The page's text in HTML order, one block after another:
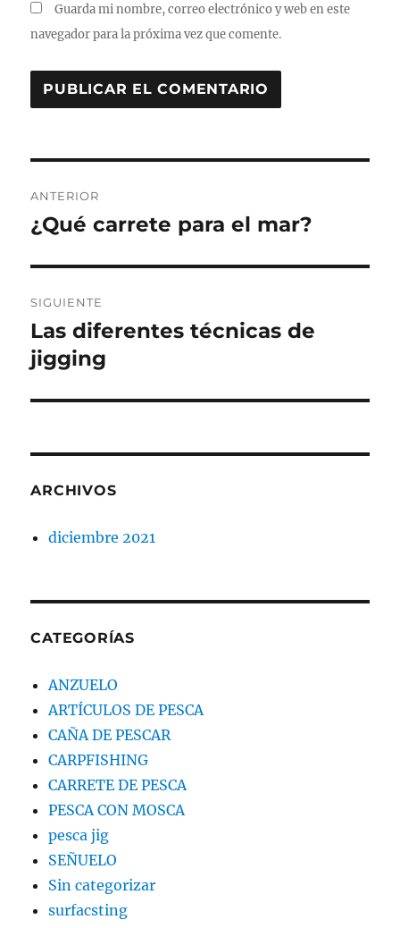
Guarda mi nombre, correo electrónico y web en este
navegador para la próxima vez que comente.
de
ANTERIOR
Entrada
¿Qué carrete para el mar?
SIGUIENTE
Entrada
siguiente:
Las diferentes técnicas de
jigging
ARCHIVOS
diciembre 2021
CATEGORÍAS
ANZUELO
ARTÍCULOS DE PESCA
CAÑA DE PESCAR
CARPFISHING
CARRETE DE PESCA
PESCA CON MOSCA
pesca jig
SEÑUELO
Sin categorizar
surfacsting